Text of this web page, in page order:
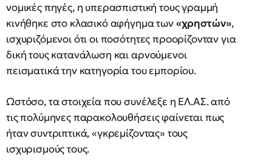
νομικές πηγές, η υπερασπιστική τους γραμμή
κινήθηκε στο κλασικό αφήγημα των«χρηστών»,
ισχυριζόμενοι ότι οι ποσότητες προορίζονταν για
δική τους κατανάλωση και αρνούμενοι
πεισματικά την κατηγορία του εμπορίου.
Ωστόσο, τα στοιχεία που συνέλεξε η ΕΛ.ΑΣ. από
τις πολύμηνες παρακολουθήσεις φαίνεται πως
ήταν συντριπτικά, «γκρεμίζοντας» τους
ισχυρισμούς τους.